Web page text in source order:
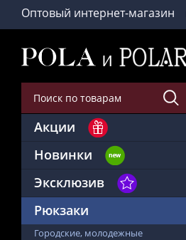
Оптовый интернет-магазин
Акции
Новинки
Эксклюзив
Рюкзаки
Городские, молодежные